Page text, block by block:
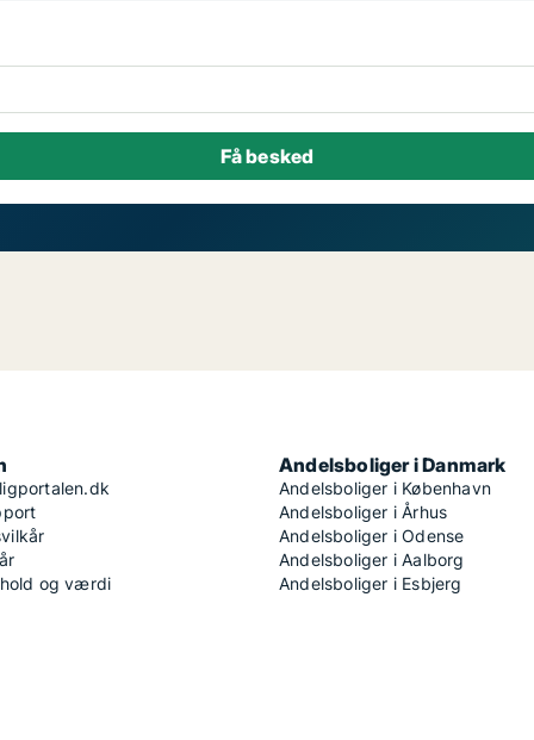
og værdi
Andelsboliger i Danmark
Andelsboliger i København
Andelsboliger i Århus
Andelsboliger i Odense
Andelsboliger i Aalborg
Andelsboliger i Esbjerg